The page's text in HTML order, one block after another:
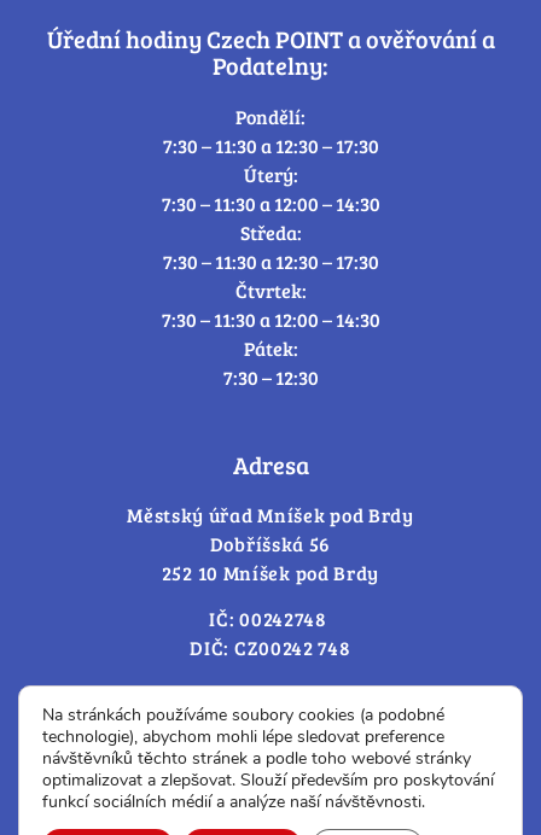
Úřední hodiny Czech POINT a ověřování a
Podatelny:
Pondělí:
7:30 – 11:30 a 12:30 – 17:30
Úterý:
7:30 – 11:30 a 12:00 – 14:30
Středa:
7:30 – 11:30 a 12:30 – 17:30
Čtvrtek:
7:30 – 11:30 a 12:00 – 14:30
Pátek:
7:30 – 12:30
Adresa
Městský úřad Mníšek pod Brdy
Dobříšská 56
252 10 Mníšek pod Brdy
IČ: 00242748
DIČ: CZ00242 748
Cookies – změna souhlasu
Prohlášení o přístupnosti
Na stránkách používáme soubory cookies (a podobné
technologie), abychom mohli lépe sledovat preference
návštěvníků těchto stránek a podle toho webové stránky
optimalizovat a zlepšovat. Slouží především pro poskytování
funkcí sociálních médií a analýze naší návštěvnosti.